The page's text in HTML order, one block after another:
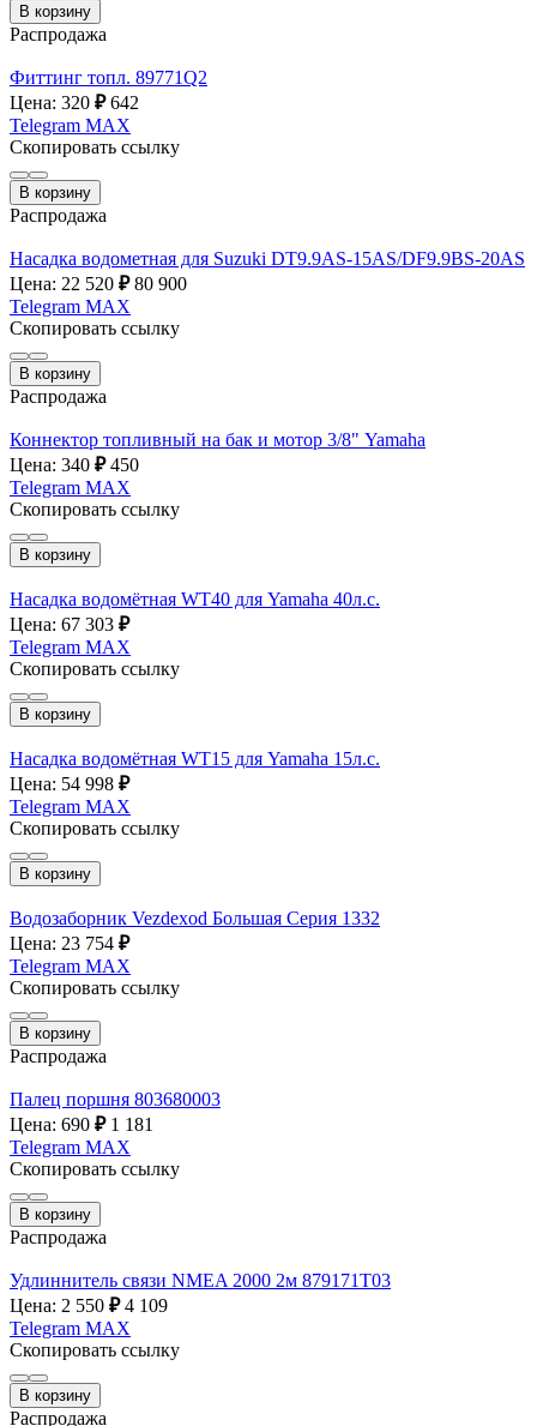
В корзину
Распродажа
Фиттинг топл. 89771Q2
Цена: 320 ₽ 642
Telegram MAX
Скопировать ссылку
В корзину
Распродажа
Насадка водометная для Suzuki DT9.9AS-15AS/DF9.9BS-20AS
Цена: 22 520 ₽ 80 900
Telegram MAX
Скопировать ссылку
В корзину
Распродажа
Коннектор топливный на бак и мотор 3/8" Yamaha
Цена: 340 ₽ 450
Telegram MAX
Скопировать ссылку
В корзину
Насадка водомётная WT40 для Yamaha 40л.с.
Цена: 67 303 ₽
Telegram MAX
Скопировать ссылку
В корзину
Насадка водомётная WT15 для Yamaha 15л.с.
Цена: 54 998 ₽
Telegram MAX
Скопировать ссылку
В корзину
Водозаборник Vezdexod Большая Серия 1332
Цена: 23 754 ₽
Telegram MAX
Скопировать ссылку
В корзину
Распродажа
Палец поршня 803680003
Цена: 690 ₽ 1 181
Telegram MAX
Скопировать ссылку
В корзину
Распродажа
Удлиннитель связи NMEA 2000 2м 879171T03
Цена: 2 550 ₽ 4 109
Telegram MAX
Скопировать ссылку
В корзину
Распродажа